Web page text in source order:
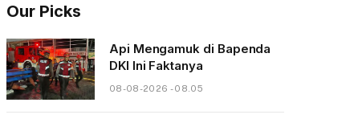
Our Picks
Api Mengamuk di Bapenda
DKI Ini Faktanya
08-08-2026 - 08.05